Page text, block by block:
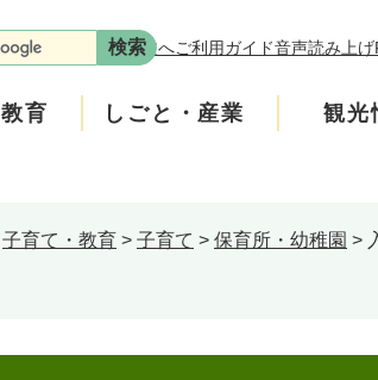
本文へご利用ガイド音声読み上げ
年金
安全 上
介護
育 しごと・産業 観光
遊ぶ
ンフレット
施策
広聴 町
子育て・教育 > 子育て > 保育所・幼稚園 >